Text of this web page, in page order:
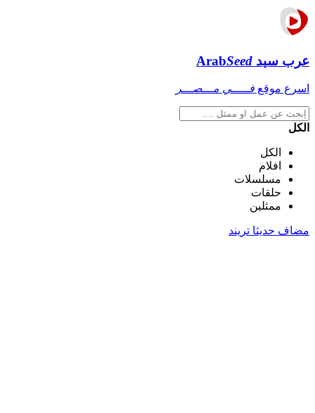
عرب سيد ArabSeed
اسرع موقع فـــــي مـــصـــر
الكل
الكل
افلام
مسلسلات
حلقات
ممثلين
مضاف حديثا تريند